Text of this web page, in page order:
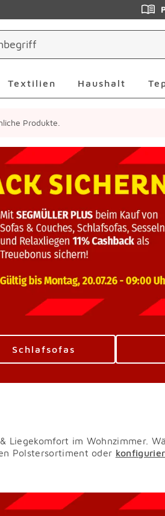
Textilien Haushalt
Produkte.
Schlafsofas
Liegekomfort im Wohnzimmer.
Polstersortiment oder